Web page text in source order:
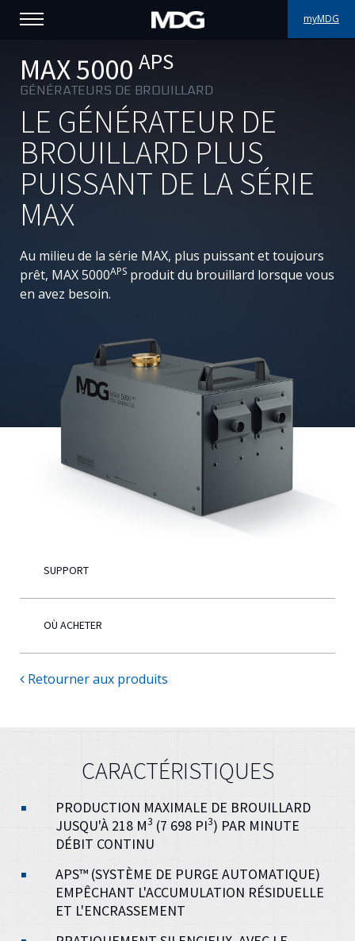
myMDG
PRODUITS
SUPPORT
PORTFOLIO
À PROPOS
OÙ ACHETER
RENCONTREZ-NOUS
ACTUALITÉS
Français
MAX 5000 APS
GÉNÉRATEURS DE BROUILLARD
LE GÉNÉRATEUR DE
BROUILLARD PLUS
PUISSANT DE LA SÉRIE
MAX
Au milieu de la série MAX, plus puissant et toujours
prêt, MAX 5000APS produit du brouillard lorsque vous
en avez besoin.
SUPPORT
OÙ ACHETER
Retourner aux produits
CARACTÉRISTIQUES
PRODUCTION MAXIMALE DE BROUILLARD
JUSQU'À 218 M3 (7 698 PI3) PAR MINUTE
DÉBIT CONTINU
APS™ (SYSTÈME DE PURGE AUTOMATIQUE)
EMPÊCHANT L'ACCUMULATION RÉSIDUELLE
ET L'ENCRASSEMENT